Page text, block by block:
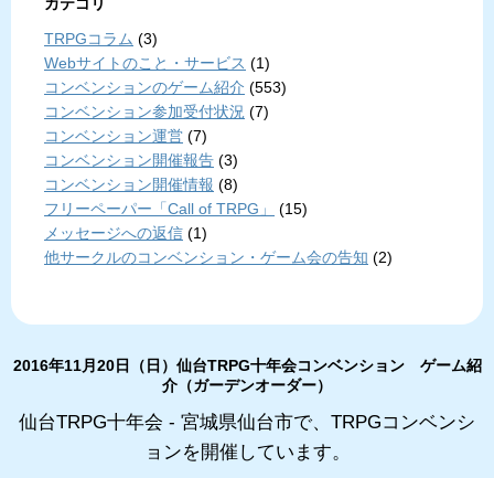
カテゴリ
TRPGコラム (3)
Webサイトのこと・サービス (1)
コンベンションのゲーム紹介 (553)
コンベンション参加受付状況 (7)
コンベンション運営 (7)
コンベンション開催報告 (3)
コンベンション開催情報 (8)
フリーペーパー「Call of TRPG」
(15)
メッセージへの返信 (1)
他サークルのコンベンション・ゲーム会の告知 (2)
2016年11月20日（日）仙台TRPG十年会コンベンション ゲーム紹
介（ガーデンオーダー）
仙台TRPG十年会 - 宮城県仙台市で、TRPGコンベンシ
ョンを開催しています。